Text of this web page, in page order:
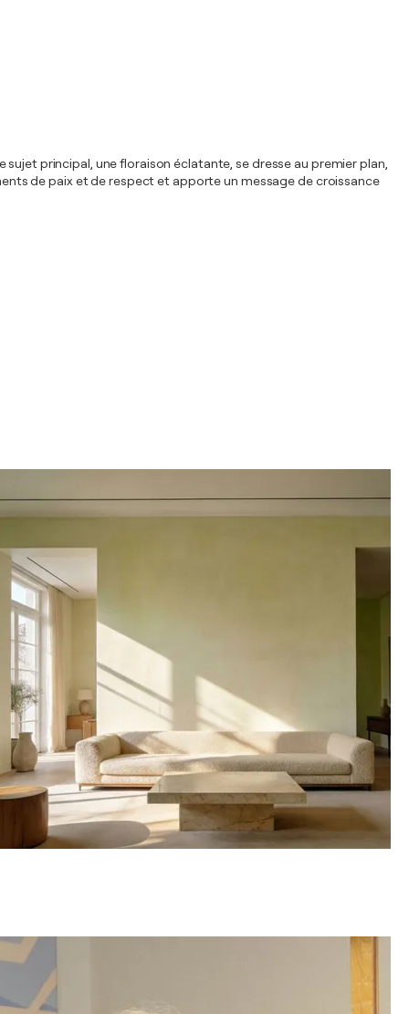
principal, une floraison éclatante, se dresse au premier plan,
de paix et de respect et apporte un message de croissance